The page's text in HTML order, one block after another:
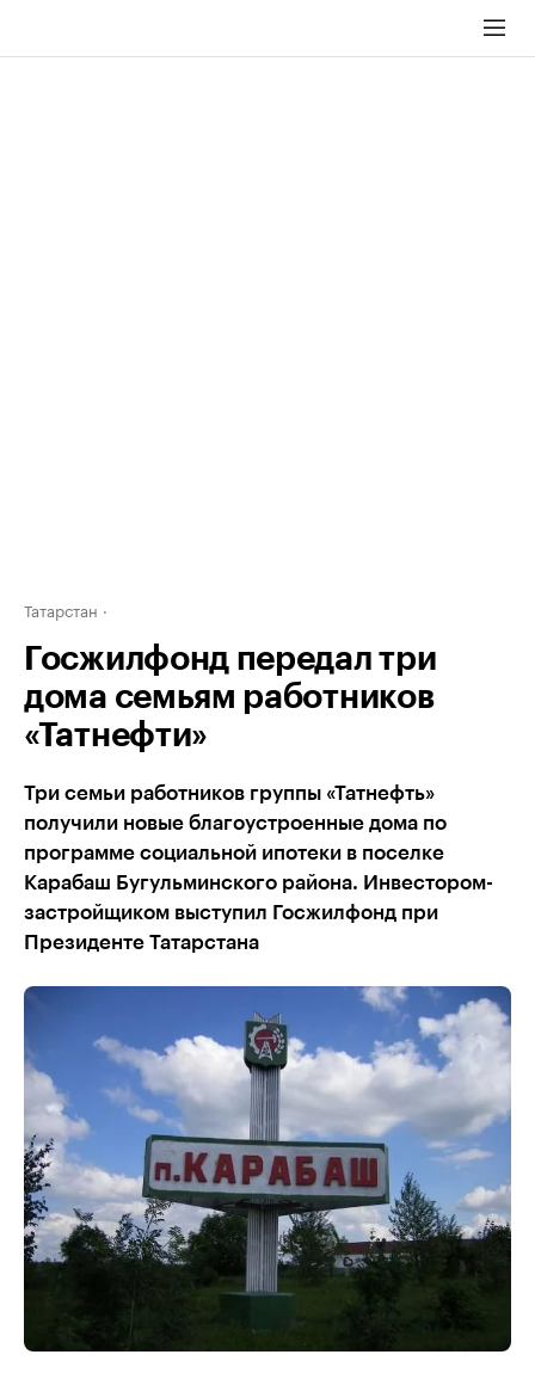
Татарстан
Госжилфонд передал три
дома семьям работников
«Татнефти»
Три семьи работников группы «Татнефть»
получили новые благоустроенные дома по
программе социальной ипотеки в поселке
Карабаш Бугульминского района. Инвестором-
застройщиком выступил Госжилфонд при
Президенте Татарстана